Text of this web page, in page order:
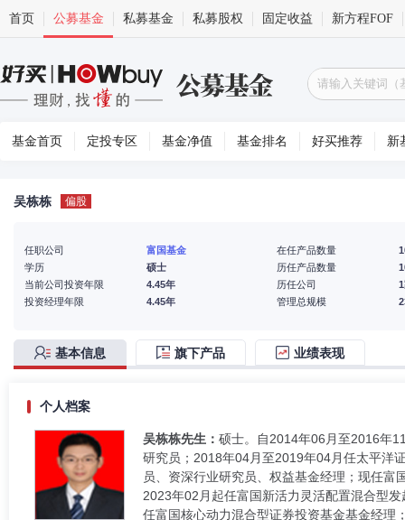
首页 公募基金 私募基金 私募股权 固定收益 新方程FOF
基金首页 定投专区 基金净值 基金排名 好买推荐 新
吴栋栋 偏股
任职公司
富国基金
学历
硕士
当前公司投资年限
4.45年
投资经理年限
4.45年
在任产品数量
历任产品数量
历任公司
管理总规模
基本信息 旗下产品 业绩表现
个人档案
吴栋栋先生： 硕士。自2014年06月至2016年
研究员；2018年04月至2019年04月任太平洋
员、资深行业研究员、权益基金经理；现任
2023年02月起任富国新活力灵活配置混合型
任富国核心动力混合型证券投资基金基金经理